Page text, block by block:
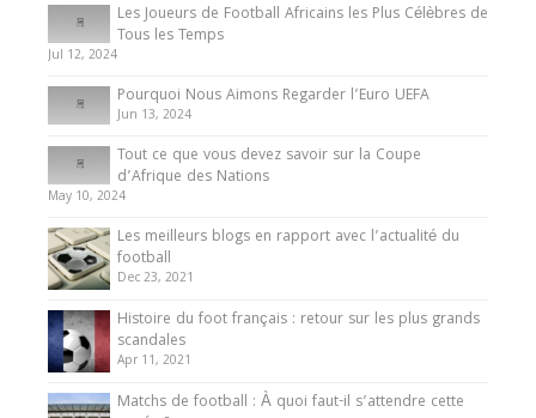
Les Joueurs de Football Africains les Plus Célèbres de
Tous les Temps
Jul 12, 2024
Pourquoi Nous Aimons Regarder l’Euro UEFA
Jun 13, 2024
Tout ce que vous devez savoir sur la Coupe
d’Afrique des Nations
May 10, 2024
Les meilleurs blogs en rapport avec l’actualité du
football
Dec 23, 2021
Histoire du foot français : retour sur les plus grands
scandales
Apr 11, 2021
Matchs de football : À quoi faut-il s’attendre cette